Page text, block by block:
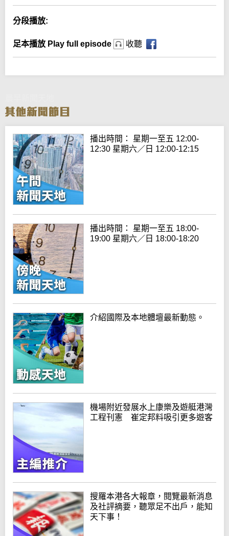
分段播放:
足本播放 Play full episode 收聽
播出時間： 星期一至五 12:00-
12:30 星期六／日 12:00-12:15
播出時間： 星期一至五 18:00-
19:00 星期六／日 18:00-18:20
介紹國際及本地體壇最新動態。
機場附近發展水上康樂及遊艇港灣
工程刊憲 崔定邦料吸引更多遊客
搜羅本港各大報章，閱覽最新消息
及社評摘要，聽眾足不出戶，能知
天下事！